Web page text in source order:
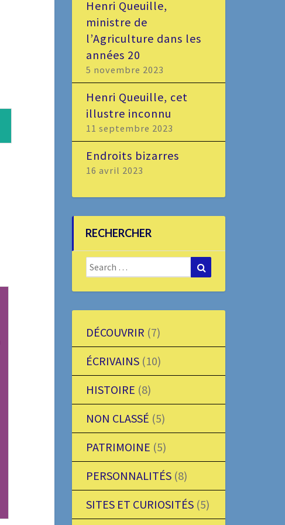
Henri Queuille,
ministre de
l’Agriculture dans les
années 20
5 novembre 2023
Henri Queuille, cet
illustre inconnu
11 septembre 2023
Endroits bizarres
16 avril 2023
RECHERCHER
Search
for:
DÉCOUVRIR (7)
ÉCRIVAINS(10)
HISTOIRE (8)
NON CLASSÉ (5)
PATRIMOINE (5)
PERSONNALITÉS(8)
SITES ET CURIOSITÉS(5)